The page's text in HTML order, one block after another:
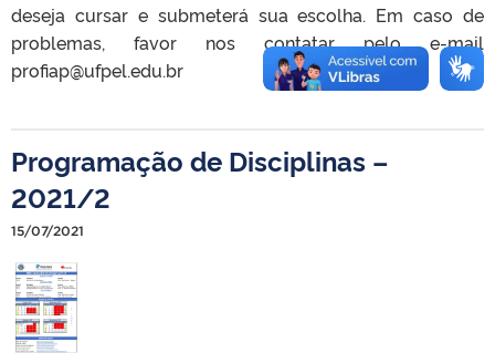
deseja cursar e submeterá sua escolha. Em caso de
problemas, favor nos contatar pelo e-mail
profiap@ufpel.edu.br
Programação de Disciplinas –
2021/2
15/07/2021